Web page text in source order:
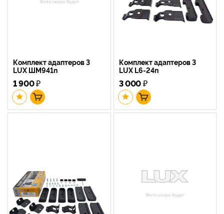
Комплект адаптеров 3
LUX ШМ941n
1 900₽
Комплект адаптеров 3
LUX L6-24n
3 000₽